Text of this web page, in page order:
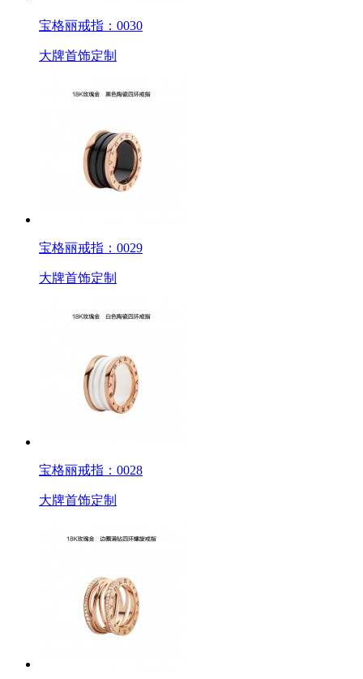
宝格丽戒指：0030
大牌首饰定制
宝格丽戒指：0029
大牌首饰定制
宝格丽戒指：0028
大牌首饰定制